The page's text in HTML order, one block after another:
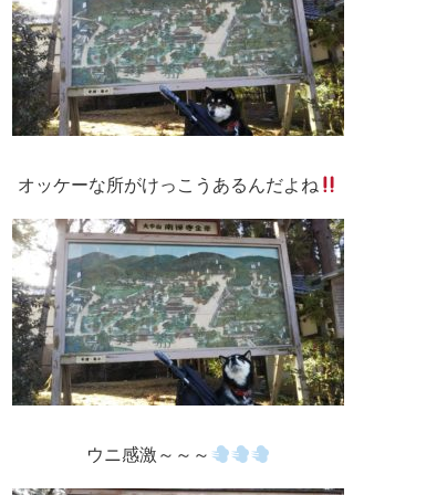
オッケーな所がけっこうあるんだよね
ウニ感激～～～